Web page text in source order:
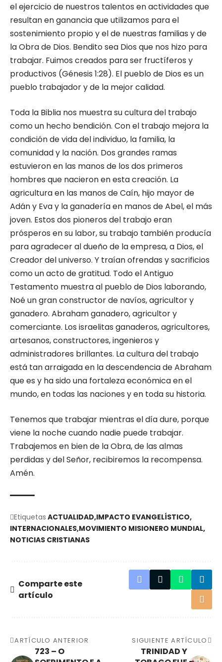
el ejercicio de nuestros talentos en actividades que
resultan en ganancia que utilizamos para el
sostenimiento propio y el de nuestras familias y de
la Obra de Dios. Bendito sea Dios que nos hizo para
trabajar. Fuimos creados para ser fructíferos y
productivos (Génesis 1:28). El pueblo de Dios es un
pueblo trabajador y de la mejor calidad.
Toda la Biblia nos muestra su cultura del trabajo
como un hecho bendición. Con el trabajo mejora la
condición de vida del individuo, la familia, la
comunidad y la nación. Dos grandes ramas
estuvieron en las manos de los dos primeros
hombres que nacieron en esta creación. La
agricultura en las manos de Caín, hijo mayor de
Adán y Eva y la ganadería en manos de Abel, el más
joven. Estos dos pioneros del trabajo eran
prósperos en su labor, su trabajo también producía
para agradecer al dueño de la empresa, a Dios, el
Creador del universo. Y traían ofrendas y sacrificios
como un acto de gratitud. Todo el Antiguo
Testamento muestra al pueblo de Dios laborando,
Noé un gran constructor de navíos, agricultor y
ganadero. Abraham ganadero, agricultor y
comerciante. Los israelitas ganaderos, agricultores,
artesanos, constructores, ingenieros y
administradores brillantes. La cultura del trabajo
está tan arraigada en la descendencia de Abraham
que es y ha sido una fortaleza económica en el
mundo, en todas las naciones y en toda su historia.
Tenemos que trabajar mientras el día dure, porque
viene la noche cuando nadie puede trabajar.
Trabajemos en bien de la Obra, de las almas
perdidas y del Señor, recibiremos la recompensa.
Amén.
Etiquetas ACTUALIDAD IMPACTO EVANGELÍSTICO
INTERNACIONALES MOVIMIENTO MISIONERO MUNDIAL
NOTICIAS CRISTIANAS
Comparte este
artículo
ARTÍCULO ANTERIOR
723 – O
SIGUIENTE ARTÍCULO
TRINIDAD Y